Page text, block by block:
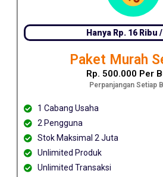
Hanya Rp. 16 Ribu
Paket Murah
Rp. 500.000 Per
Perpanjangan Setiap
1 Cabang Usaha
2 Pengguna
Stok Maksimal 2 Juta
Unlimited Produk
Unlimited Transaksi